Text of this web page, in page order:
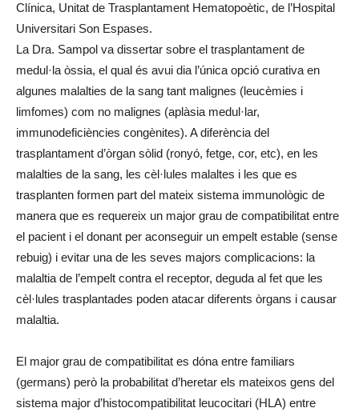
Clínica, Unitat de Trasplantament Hematopoètic, de l’Hospital
Universitari Son Espases.
La Dra. Sampol va dissertar sobre el trasplantament de
medul·la òssia, el qual és avui dia l’única opció curativa en
algunes malalties de la sang tant malignes (leucèmies i
limfomes) com no malignes (aplàsia medul·lar,
immunodeficiències congènites). A diferència del
trasplantament d’òrgan sòlid (ronyó, fetge, cor, etc), en les
malalties de la sang, les cèl·lules malaltes i les que es
trasplanten formen part del mateix sistema immunològic de
manera que es requereix un major grau de compatibilitat entre
el pacient i el donant per aconseguir un empelt estable (sense
rebuig) i evitar una de les seves majors complicacions: la
malaltia de l’empelt contra el receptor, deguda al fet que les
cèl·lules trasplantades poden atacar diferents òrgans i causar
malaltia.
El major grau de compatibilitat es dóna entre familiars
(germans) però la probabilitat d’heretar els mateixos gens del
sistema major d’histocompatibilitat leucocitari (HLA) entre